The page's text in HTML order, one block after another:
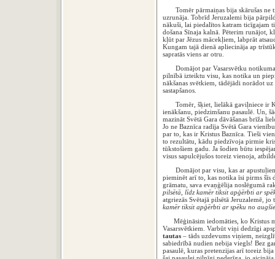
Tomēr pārmaiņas bija skārušas ne
uzrunāja. Tobrīd Jeruzalemi bija
nākuši, lai piedalītos katram ticīgajam
došana Sīnaja kalnā. Pēterim runājot,
kļūt par Jēzus mācekļiem, labprāt
Kungam tajā dienā apliecināja ap
sapratās viens ar otru.
Domājot par Vasarsvētku notikuma
pilnībā izteiktu visu, kas notika un
nākšanas svētkiem, tādējādi norādot
sastapšanos.
Tomēr, šķiet, lielākā gaviļniece ir
ienākšanu, piedzimšanu pasaulē. Un,
mazināt Svētā Gara dāvāšanas brīža
Jo ne Baznīca radīja Svētā Gara
par to, kas ir Kristus Baznīca. Tieši
to rezultātu, kādu piedzīvoja pirmie
tūkstošiem gadu. Ja šodien būtu
visus sapulcējušos toreiz vienoja,
Domājot par visu, kas ar
pieminēt arī to, kas notika īsi pirms šīs
grāmatu, sava evaņģēlija noslēgumā
pilsētā, līdz kamēr tiksit apģērbti ar
atgriezās Svētajā pilsētā Jeruzalemē,
kamēr tiksit apģērbti ar spēku no
Mēģināsim iedomāties, ko Kristus
Vasarsvētkiem. Varbūt viņi dedzīgi
tautas – tāds uzdevums viņiem,
sabiedrībā nudien nebija viegls! Bez
pasaulē, kuras pretenzijas arī toreiz